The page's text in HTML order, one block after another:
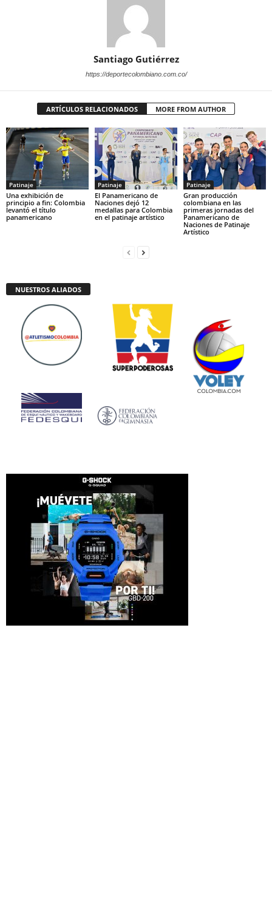
Santiago Gutiérrez
https://deportecolombiano.com.co/
ARTÍCULOS RELACIONADOS MORE FROM AUTHOR
Patinaje
Una exhibición de
principio a fin: Colombia
levantó el título
panamericano
Patinaje
El Panamericano de
Naciones dejó 12
medallas para Colombia
en el patinaje artístico
Patinaje
Gran producción
colombiana en las
primeras jornadas del
Panamericano de
Naciones de Patinaje
Artístico
NUESTROS ALIADOS